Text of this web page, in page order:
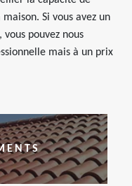
Si vous avez un
pouvez nous
mais à un prix